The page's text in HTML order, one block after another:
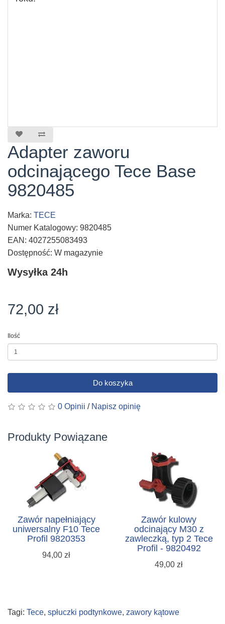
Adapter zaworu
odcinającego Tece Base
9820485
Marka: TECE
Numer Katalogowy: 9820485
EAN: 4027255083493
Dostępność: W magazynie
Wysyłka 24h
72,00 zł
Ilość
Do koszyka
0 Opinii / Napisz opinię
Produkty Powiązane
Zawór napełniający
uniwersalny F10 Tece
Profil 9820353
94,00 zł
Zawór kulowy
odcinający M30 z
zawleczką, typ 2 Tece
Profil - 9820492
49,00 zł
Tagi: Tece, spłuczki podtynkowe, zawory kątowe